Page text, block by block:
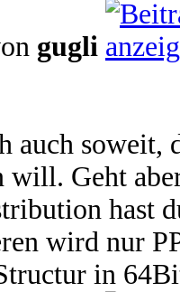
gugli
auch soweit,
will. Geht
hast
wird nur
in